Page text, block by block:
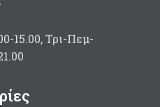
15.00, Τρι-Πεμ-